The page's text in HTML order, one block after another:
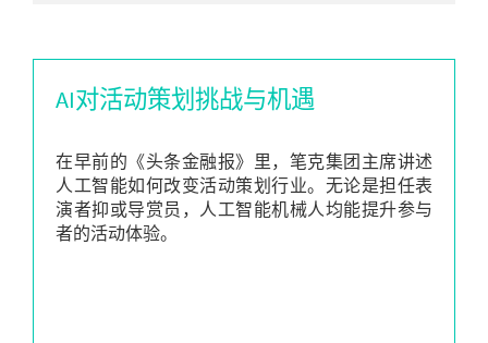
AI对活动策划挑战与机遇
在早前的《头条金融报》里，笔克集团主席讲述
人工智能如何改变活动策划行业。无论是担任表
演者抑或导赏员，人工智能机械人均能提升参与
者的活动体验。